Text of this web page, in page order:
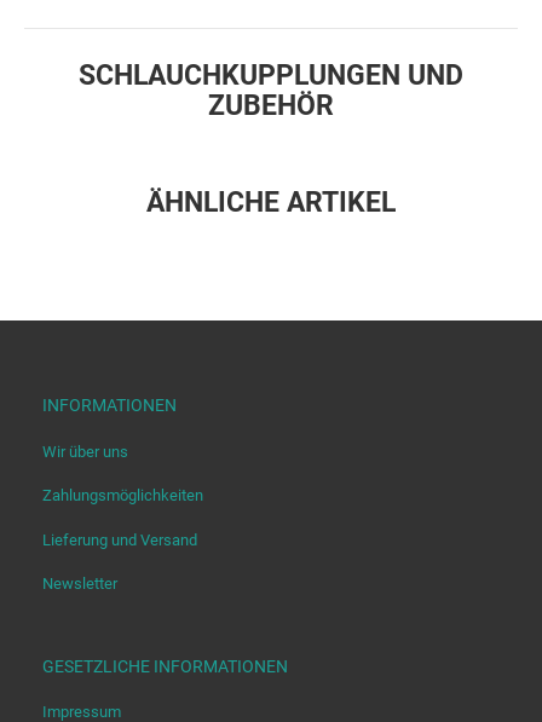
SCHLAUCHKUPPLUNGEN UND
ZUBEHÖR
ÄHNLICHE ARTIKEL
INFORMATIONEN
Wir über uns
Zahlungsmöglichkeiten
Lieferung und Versand
Newsletter
GESETZLICHE INFORMATIONEN
Impressum